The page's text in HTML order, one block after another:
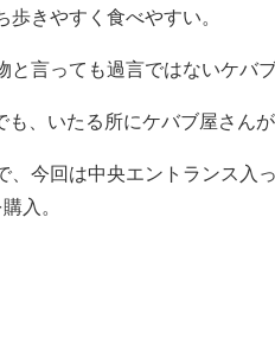
きやすく食べやすい。
言っても過言ではないケバブ
、いたる所にケバブ屋さんが
、今回は中央エントランス入
入。